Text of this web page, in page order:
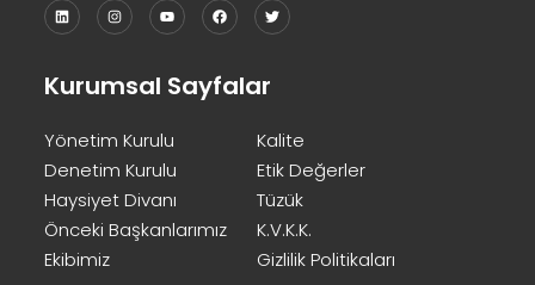
Kurumsal Sayfalar
Yönetim Kurulu
Denetim Kurulu
Haysiyet Divanı
Önceki Başkanlarımız
Ekibimiz
Kalite
Etik Değerler
Tüzük
K.V.K.K.
Gizlilik Politikaları